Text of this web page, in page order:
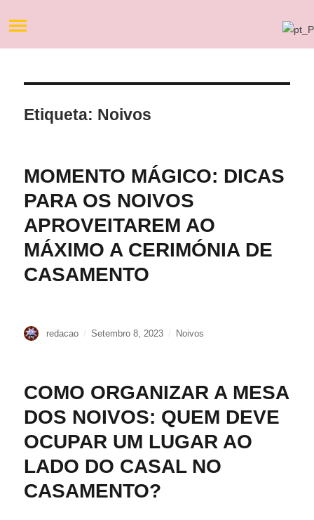
Etiqueta: Noivos
MOMENTO MÁGICO: DICAS
PARA OS NOIVOS
APROVEITAREM AO
MÁXIMO A CERIMÓNIA DE
CASAMENTO
Autor
redacao
Publicado
Setembro 8, 2023 Etiquetas
Noivos
COMO ORGANIZAR A MESA
DOS NOIVOS: QUEM DEVE
OCUPAR UM LUGAR AO
LADO DO CASAL NO
CASAMENTO?